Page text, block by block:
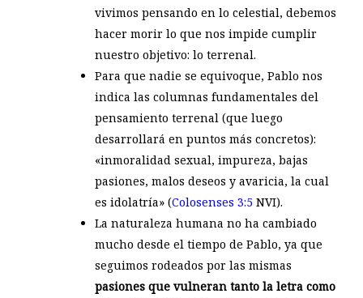
vivimos pensando en lo celestial, debemos
hacer morir lo que nos impide cumplir
nuestro objetivo: lo terrenal.
Para que nadie se equivoque, Pablo nos
indica las columnas fundamentales del
pensamiento terrenal (que luego
desarrollará en puntos más concretos):
«inmoralidad sexual, impureza, bajas
pasiones, malos deseos y avaricia, la cual
es idolatría» (Colosenses 3:5 NVI).
La naturaleza humana no ha cambiado
mucho desde el tiempo de Pablo, ya que
seguimos rodeados por las mismas
pasiones que vulneran tanto la letra como